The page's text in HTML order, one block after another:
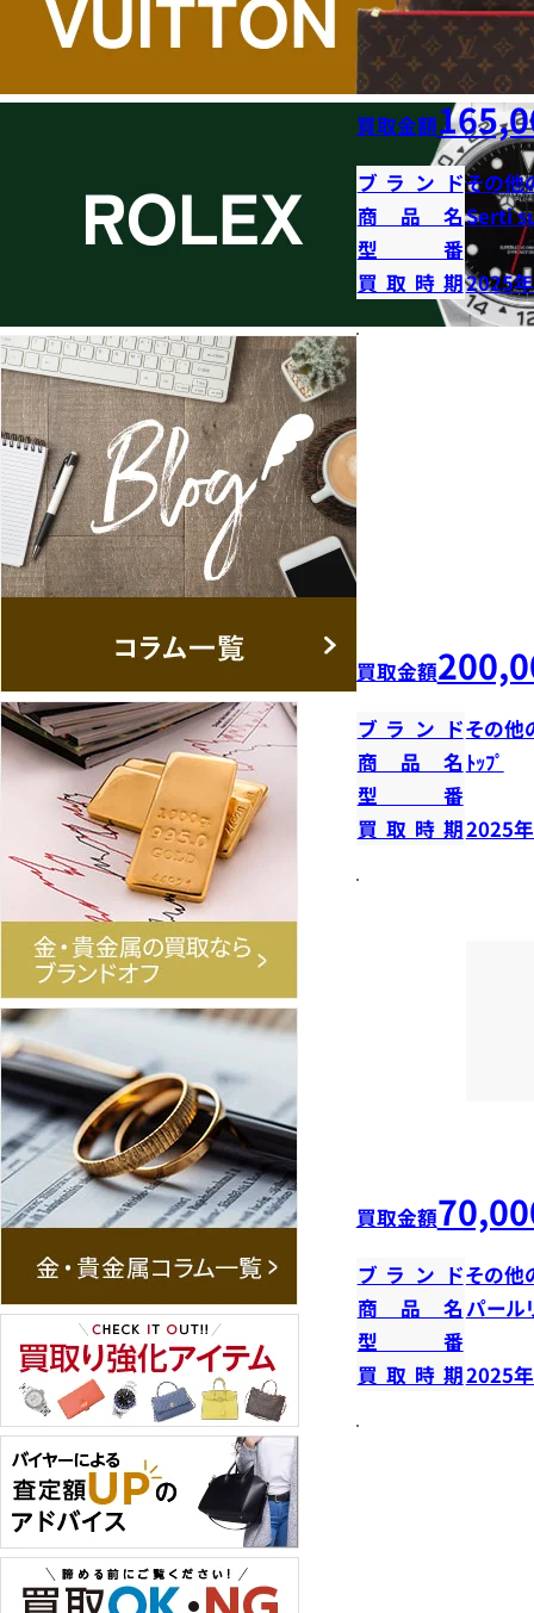
買取金額
ブランドその他
商品名Serti
型番
買取時期2025
買取金額
ブランドその他
商品名 ﾄｯﾌﾟ
型番
買取時期2025
買取金額
ブランドその他
商品名 パール
型番
買取時期2025